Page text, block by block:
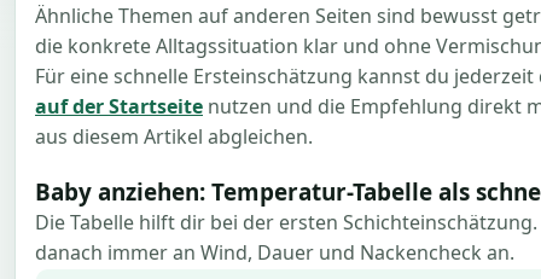
Ähnliche Themen auf anderen Seiten sind bewusst
die konkrete Alltagssituation klar und ohne
Für eine schnelle Ersteinschätzung kannst du jederzeit
auf der Startseite nutzen und die Empfehlung direkt
aus diesem Artikel abgleichen.
Baby anziehen: Temperatur-Tabelle als
Die Tabelle hilft dir bei der ersten
danach immer an Wind, Dauer und Nackencheck an.